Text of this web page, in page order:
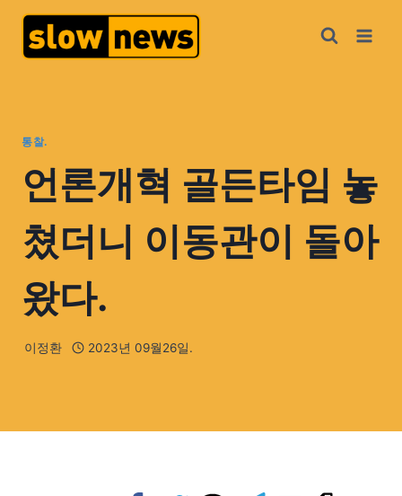
통찰.
언론개혁 골든타임 놓
쳤더니 이동관이 돌아
왔다.
이정환 2023년 09월26일.